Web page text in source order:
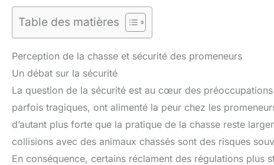
Table des matières
Perception de la chasse et sécurité des promeneurs
Un débat sur la sécurité
La question de la sécurité est au cœur des
parfois tragiques, ont alimenté la peur chez les
d’autant plus forte que la pratique de la chasse reste
collisions avec des animaux chassés sont des risques
En conséquence, certains réclament des régulations